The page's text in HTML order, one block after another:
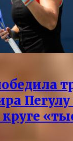
Пегулу